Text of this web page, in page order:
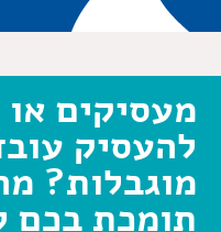
מעסיקים או
להעסיק
מוגבלות?
תומכת בכם